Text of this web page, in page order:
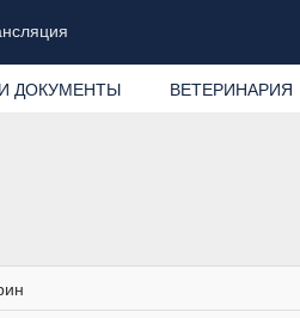
ДОКУМЕНТЫ ВЕТЕРИНАРИЯ